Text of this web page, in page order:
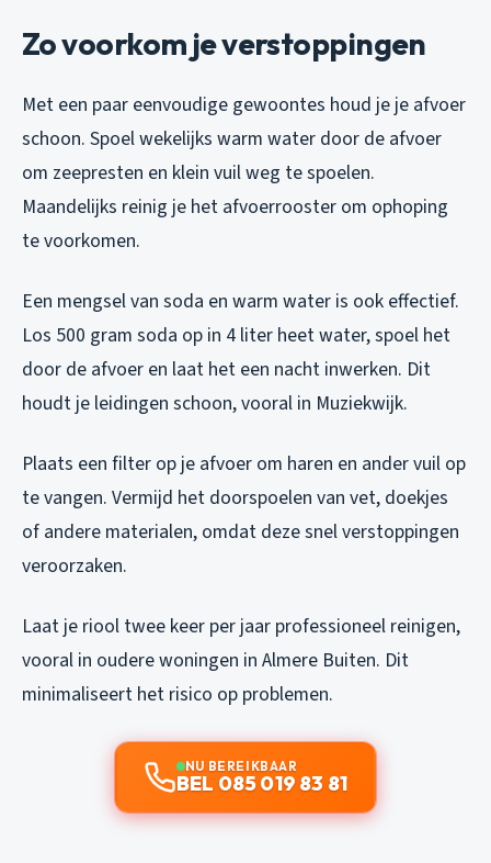
Zo voorkom je verstoppingen
Met een paar eenvoudige gewoontes houd je je afvoer
schoon. Spoel wekelijks warm water door de afvoer
om zeepresten en klein vuil weg te spoelen.
Maandelijks reinig je het afvoerrooster om ophoping
te voorkomen.
Een mengsel van soda en warm water is ook effectief.
Los 500 gram soda op in 4 liter heet water, spoel het
door de afvoer en laat het een nacht inwerken. Dit
houdt je leidingen schoon, vooral in Muziekwijk.
Plaats een filter op je afvoer om haren en ander vuil op
te vangen. Vermijd het doorspoelen van vet, doekjes
of andere materialen, omdat deze snel verstoppingen
veroorzaken.
Laat je riool twee keer per jaar professioneel reinigen,
vooral in oudere woningen in Almere Buiten. Dit
minimaliseert het risico op problemen.
NU BEREIKBAAR
BEL 085 019 83 81